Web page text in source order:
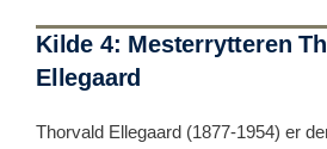
Kilde 4: Mesterrytteren
Ellegaard
Thorvald Ellegaard (1877-1954) er